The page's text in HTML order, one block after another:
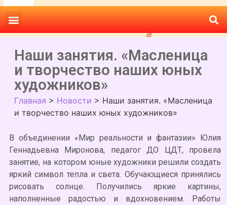
Наши занятия. «Масленица
и творчество наших юных
художников»
Главная > Новости > Наши занятия. «Масленица
и творчество наших юных художников»
В объединении «Мир реальности и фантазии» Юлия
Геннадьевна Миронова, педагог ДО ЦДТ, провела
занятие, на котором юные художники решили создать
яркий символ тепла и света. Обучающиеся принялись
рисовать солнце. Получились яркие картины,
наполненные радостью и вдохновением. Работы